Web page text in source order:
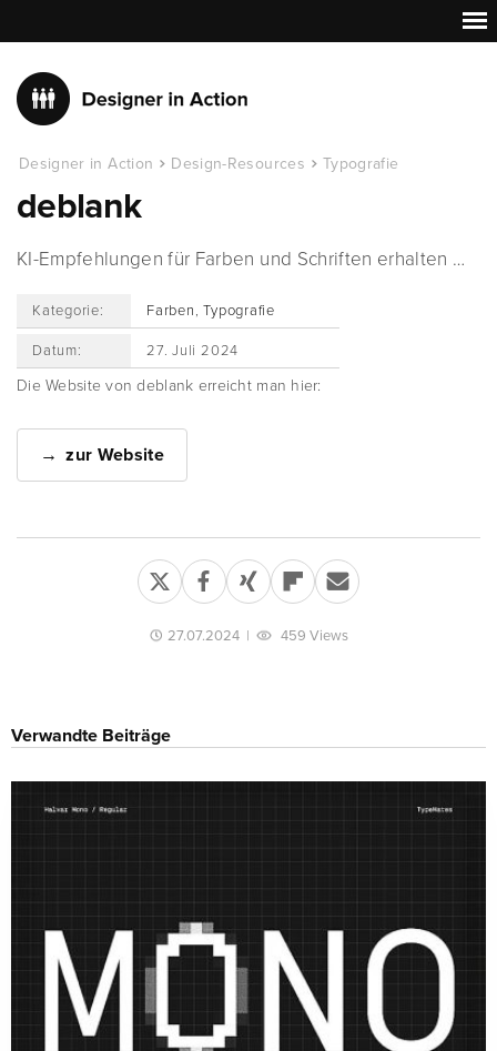
Designer in Action Design-Resources Typografie
deblank
KI-Empfehlungen für Farben und Schriften erhalten …
Kategorie: Farben,Typografie
Datum: 27. Juli 2024
Die Website von deblank erreicht man hier:
zur Website
27.07.2024 | 459 Views
Verwandte Beiträge